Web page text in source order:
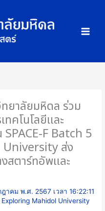
ยาลัยมหิดล ร่วม
คโนโลยีและ
F Batch 5
ส่ง
สตาร์ทอัพและ
าคม พ.ศ. 2567 เวลา 16:22:11
Mahidol University